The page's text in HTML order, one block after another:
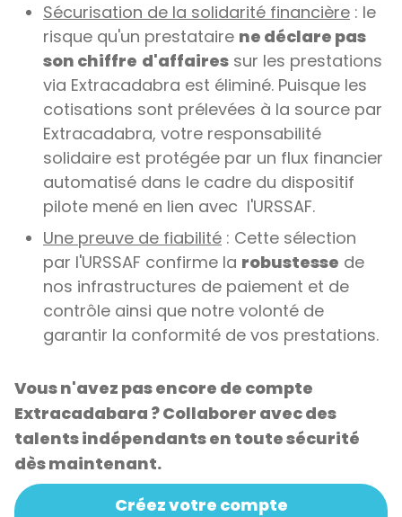
Sécurisation de la solidarité financière : le
risque qu'un prestataire ne déclare pas
son chiffre d'affaires sur les prestations
via Extracadabra est éliminé. Puisque les
cotisations sont prélevées à la source par
Extracadabra, votre responsabilité
solidaire est protégée par un flux financier
automatisé dans le cadre du dispositif
pilote mené en lien avec l'URSSAF.
Une preuve de fiabilité : Cette sélection
par l'URSSAF confirme la robustesse de
nos infrastructures de paiement et de
contrôle ainsi que notre volonté de
garantir la conformité de vos prestations.
Vous n'avez pas encore de compte
Extracadabara ? Collaborer avec des
talents indépendants en toute sécurité
dès maintenant.
Créez votre compte